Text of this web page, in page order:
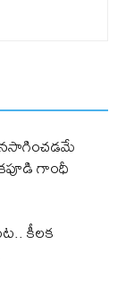
గాంధీ
కీలక